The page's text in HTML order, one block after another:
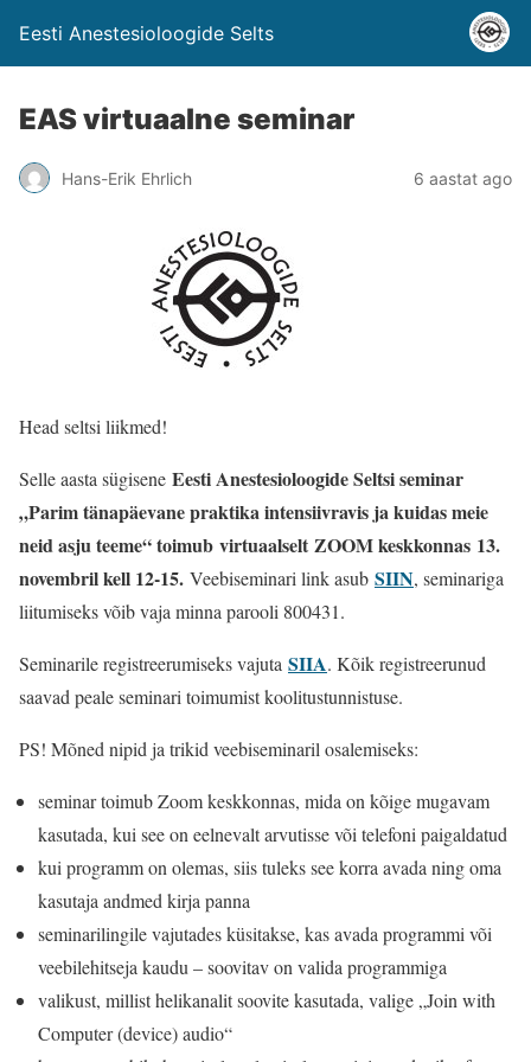
Eesti Anestesioloogide Selts
EAS virtuaalne seminar
Hans-Erik Ehrlich 6 aastat ago
Head seltsi liikmed!
Selle aasta sügisene Eesti Anestesioloogide Seltsi seminar
„Parim tänapäevane praktika intensiivravis ja kuidas meie
neid asju teeme“ toimub virtuaalselt ZOOM keskkonnas 13.
novembril kell 12-15. Veebiseminari link asub SIIN, seminariga
liitumiseks võib vaja minna parooli 800431.
Seminarile registreerumiseks vajuta SIIA. Kõik registreerunud
saavad peale seminari toimumist koolitustunnistuse.
PS! Mõned nipid ja trikid veebiseminaril osalemiseks:
seminar toimub Zoom keskkonnas, mida on kõige mugavam
kasutada, kui see on eelnevalt arvutisse või telefoni paigaldatud
kui programm on olemas, siis tuleks see korra avada ning oma
kasutaja andmed kirja panna
seminarilingile vajutades küsitakse, kas avada programmi või
veebilehitseja kaudu – soovitav on valida programmiga
valikust, millist helikanalit soovite kasutada, valige „Join with
Computer (device) audio“